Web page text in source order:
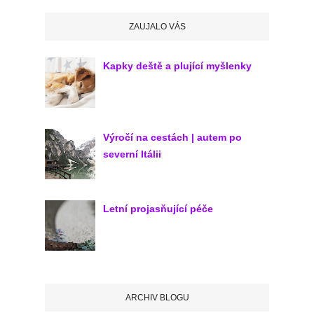
ZAUJALO VÁS
Kapky deště a plující myšlenky
Výročí na cestách | autem po
severní Itálii
Letní projasňující péče
ARCHIV BLOGU